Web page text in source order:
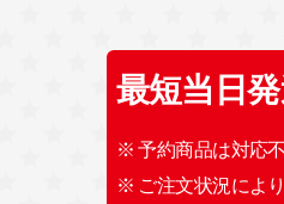
最短当日
※ 予約商品は対応
※ ご注文状況によ